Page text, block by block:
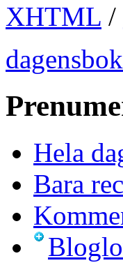
XHTML /
Hela
Bara